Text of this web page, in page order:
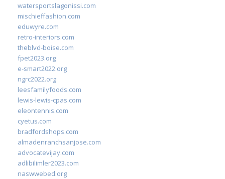
watersportslagonissi.com
mischieffashion.com
eduwyre.com
retro-interiors.com
theblvd-boise.com
fpet2023.org
e-smart2022.org
ngrc2022.org
leesfamilyfoods.com
lewis-lewis-cpas.com
eleontennis.com
cyetus.com
bradfordshops.com
almadenranchsanjose.com
advocatevijay.com
adlibilimler2023.com
naswwebed.org